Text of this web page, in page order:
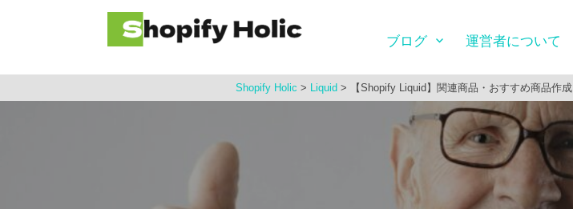
ブログ 運営者について
Shopify Holic > Liquid > 【Shopify Liquid】関連商品・おすすめ商品作